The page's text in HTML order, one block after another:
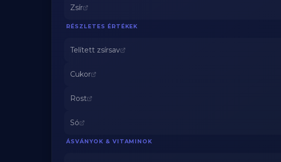
Zsír
RÉSZLETES ÉRTÉKEK
Telített zsírsav
Cukor
Rost
Só
ÁSVÁNYOK & VITAMINOK